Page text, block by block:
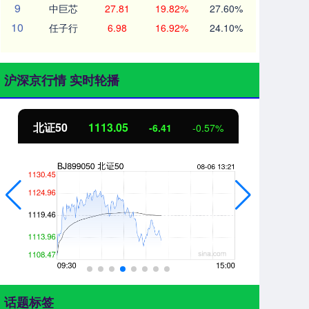
9 中巨芯 27.81 19.82% 27.60%
10 任子行 6.98 16.92% 24.10%
沪深京行情 实时轮播
北证50 1113.05 -6.41 -0.57%
话题标签